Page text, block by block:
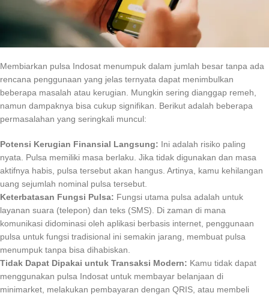
Membiarkan pulsa Indosat menumpuk dalam jumlah besar tanpa ada
rencana penggunaan yang jelas ternyata dapat menimbulkan
beberapa masalah atau kerugian. Mungkin sering dianggap remeh,
namun dampaknya bisa cukup signifikan. Berikut adalah beberapa
permasalahan yang seringkali muncul:
Potensi Kerugian Finansial Langsung: Ini adalah risiko paling
nyata. Pulsa memiliki masa berlaku. Jika tidak digunakan dan masa
aktifnya habis, pulsa tersebut akan hangus. Artinya, kamu kehilangan
uang sejumlah nominal pulsa tersebut.
Keterbatasan Fungsi Pulsa: Fungsi utama pulsa adalah untuk
layanan suara (telepon) dan teks (SMS). Di zaman di mana
komunikasi didominasi oleh aplikasi berbasis internet, penggunaan
pulsa untuk fungsi tradisional ini semakin jarang, membuat pulsa
menumpuk tanpa bisa dihabiskan.
Tidak Dapat Dipakai untuk Transaksi Modern: Kamu tidak dapat
menggunakan pulsa Indosat untuk membayar belanjaan di
minimarket, melakukan pembayaran dengan QRIS, atau membeli